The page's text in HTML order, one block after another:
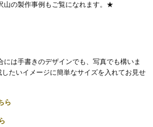
山の製作事例もご覧になれます。★
は手書きのデザインでも、写真でも構いま
たいイメージに簡単なサイズを入れてお見せ
ら